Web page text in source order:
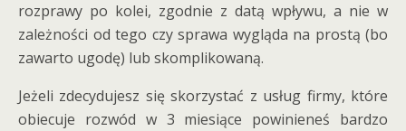
rozprawy po kolei, zgodnie z datą wpływu, a nie w
zależności od tego czy sprawa wygląda na prostą (bo
zawarto ugodę) lub skomplikowaną.
Jeżeli zdecydujesz się skorzystać z usług firmy, które
obiecuje rozwód w 3 miesiące powinieneś bardzo